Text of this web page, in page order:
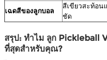
เฉดสีของลูกบอล
สีเขียวสะท้อน
ชัด
สรุป: ทำไม ลูก Pickleball
ที่สุดสำหรับคุณ?